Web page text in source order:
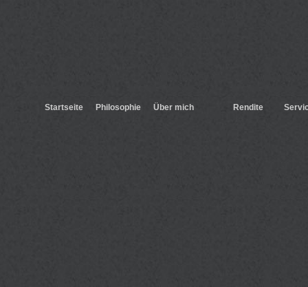
Startseite Philosophie Über mich Rendite